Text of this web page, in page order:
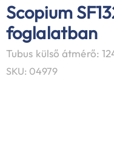
Scopium
foglalatban
Tubus külső átmérő:
SKU: 04979